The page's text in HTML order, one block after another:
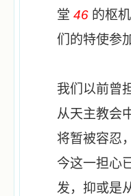
堂 46 的枢
们的特使参
我们以前曾
从天主教会
将暂被容忍
今这一担心
发，抑或是